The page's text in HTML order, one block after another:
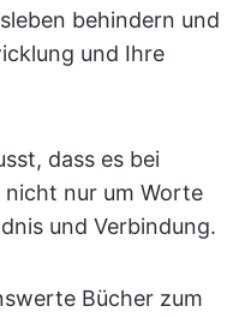
behindern und
und Ihre
dass es bei
nur um Worte
und Verbindung.
Bücher zum